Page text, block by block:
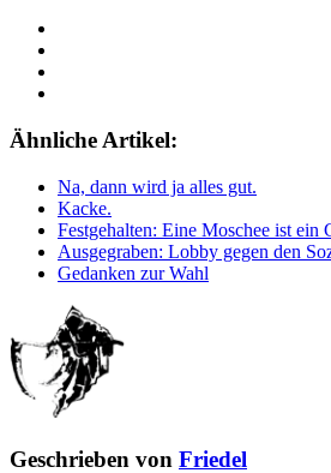
Ähnliche Artikel:
Na, dann wird ja alles gut.
Kacke.
Festgehalten: Eine Moschee ist ein
Ausgegraben: Lobby gegen den
Gedanken zur Wahl
Geschrieben von Friedel